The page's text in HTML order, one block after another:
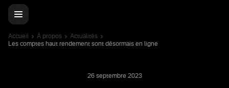
Accueil À propos
Actualités
Les comptes haut rendement sont désormais en ligne
26 septembre 2023